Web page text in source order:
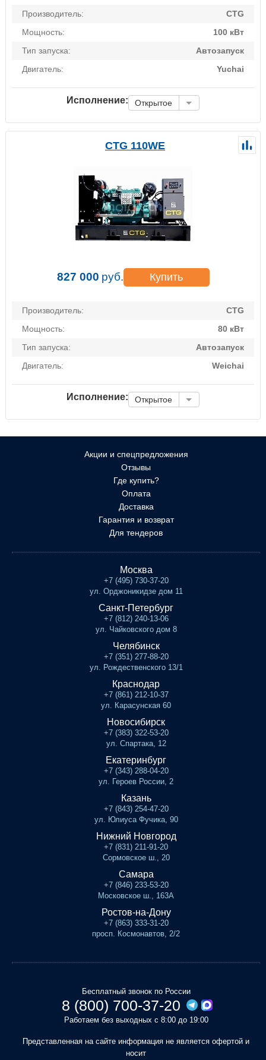
Производитель:
CTG
Мощность:
100 кВт
Тип запуска:
Автозапуск
Двигатель:
Yuchai
Исполнение: Открытое
CTG 110WE
827 000 руб. Купить
Производитель:
CTG
Мощность:
80 кВт
Тип запуска:
Автозапуск
Двигатель:
Weichai
Исполнение: Открытое
Акции и спецпредложения
Отзывы
Где купить?
Оплата
Доставка
Гарантия и возврат
Для тендеров
Москва
+7 (495) 730-37-20
ул. Орджоникидзе дом 11
Санкт-Петербург
+7 (812) 240-13-06
ул. Чайковского дом 8
Челябинск
+7 (351) 277-88-20
ул. Рождественского 13/1
Краснодар
+7 (861) 212-10-37
ул. Карасунская 60
Новосибирск
+7 (383) 322-53-20
ул. Спартака, 12
Екатеринбург
+7 (343) 288-04-20
ул. Героев России, 2
Казань
+7 (843) 254-47-20
ул. Юлиуса Фучика, 90
Нижний Новгород
+7 (831) 211-91-20
Сормовское ш., 20
Самара
+7 (846) 233-53-20
Московское ш., 163А
Ростов-на-Дону
+7 (863) 333-31-20
просп. Космонавтов, 2/2
Бесплатный звонок по России
8 (800) 700-37-20
Работаем без выходных с 8:00 до 19:00
Представленная на сайте информация не является офертой и
носит